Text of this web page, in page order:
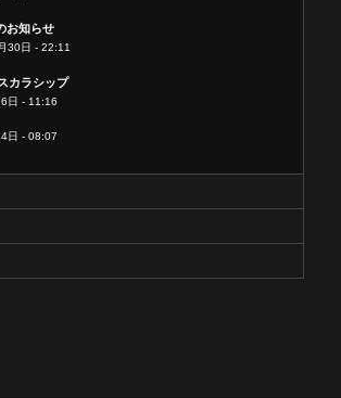
お知らせ
30日 - 22:11
カラシップ
日 - 11:16
日 - 08:07